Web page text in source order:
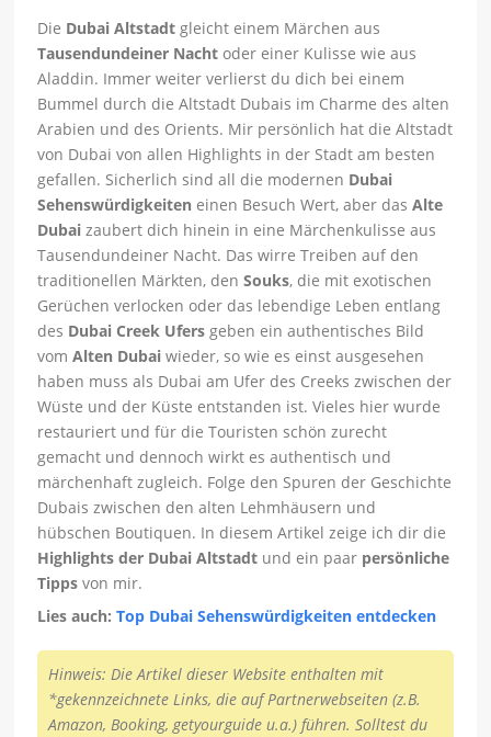
Die Dubai Altstadt gleicht einem Märchen aus
Tausendundeiner Nacht oder einer Kulisse wie aus
Aladdin. Immer weiter verlierst du dich bei einem
Bummel durch die Altstadt Dubais im Charme des alten
Arabien und des Orients. Mir persönlich hat die Altstadt
von Dubai von allen Highlights in der Stadt am besten
gefallen. Sicherlich sind all die modernen Dubai
Sehenswürdigkeiten einen Besuch Wert, aber dasAlte
Dubai zaubert dich hinein in eine Märchenkulisse aus
Tausendundeiner Nacht. Das wirre Treiben auf den
traditionellen Märkten, denSouks, die mit exotischen
Gerüchen verlocken oder das lebendige Leben entlang
des Dubai Creek Ufers geben ein authentisches Bild
vomAlten Dubai wieder, so wie es einst ausgesehen
haben muss als Dubai am Ufer des Creeks zwischen der
Wüste und der Küste entstanden ist. Vieles hier wurde
restauriert und für die Touristen schön zurecht
gemacht und dennoch wirkt es authentisch und
märchenhaft zugleich. Folge den Spuren der Geschichte
Dubais zwischen den alten Lehmhäusern und
hübschen Boutiquen. In diesem Artikel zeige ich dir die
Highlights der Dubai Altstadt und ein paar persönliche
Tipps von mir.
Lies auch:Top Dubai Sehenswürdigkeiten entdecken
Hinweis: Die Artikel dieser Website enthalten mit
*gekennzeichnete Links, die auf Partnerwebseiten (z.B.
Amazon, Booking, getyourguide u.a.) führen. Solltest du